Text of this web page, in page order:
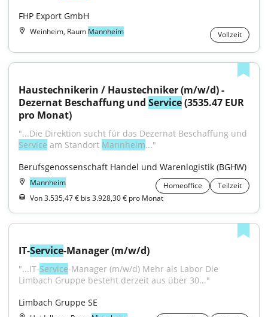
FHP Export GmbH
Weinheim, Raum Mannheim Vollzeit
Haustechnikerin / Haustechniker (m/w/d) -
Dezernat Beschaffung und Service (3535.47 EUR
pro Monat)
Service am Standort Mannheim..."
Berufsgenossenschaft Handel und Warenlogistik (BGHW)
Mannheim Homeoffice
Teilzeit
Von 3.535,47 € bis 3.928,30 € pro Monat
IT-Service-Manager (m/w/d)
"...IT-Service-Manager (m/w/d) Mehr als Labor Die
Limbach Gruppe besteht derzeit aus über 30..."
Limbach Gruppe SE